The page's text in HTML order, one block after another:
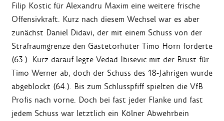
Filip Kostic für Alexandru Maxim eine weitere frische
Offensivkraft. Kurz nach diesem Wechsel war es aber
zunächst Daniel Didavi, der mit einem Schuss von der
Strafraumgrenze den Gästetorhüter Timo Horn forderte
(63.). Kurz darauf legte Vedad Ibisevic mit der Brust für
Timo Werner ab, doch der Schuss des 18-Jährigen wurde
abgeblockt (64.). Bis zum Schlusspfiff spielten die VfB
Profis nach vorne. Doch bei fast jeder Flanke und fast
jedem Schuss war letztlich ein Kölner Abwehrbein